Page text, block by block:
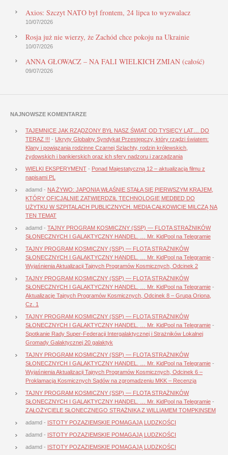
Axios: Szczyt NATO był frontem, 24 lipca to wyzwalacz
10/07/2026
Rosja już nie wierzy, że Zachód chce pokoju na Ukrainie
10/07/2026
ANNA GŁOWACZ – NA FALI WIELKICH ZMIAN (całość)
09/07/2026
NAJNOWSZE KOMENTARZE
TAJEMNICE JAK RZĄDZONY BYŁ NASZ ŚWIAT OD TYSIĘCY LAT… DO
TERAZ !!! - Ukryty Globalny Syndykat Przestępczy, który rządzi światem:
Klany i powiązania rodzinne Czarnej Szlachty, rodzin królewskich,
żydowskich i bankierskich oraz ich sfery nadzoru i zarządzania
WIELKI EKSPERYMENT - Ponad Majestatyczną 12 – aktualizacja filmu z
napisami PL
adamd - NA ŻYWO: JAPONIA WŁAŚNIE STAŁA SIĘ PIERWSZYM KRAJEM,
KTÓRY OFICJALNIE ZATWIERDZIŁ TECHNOLOGIĘ MEDBED DO
UŻYTKU W SZPITALACH PUBLICZNYCH. MEDIA CAŁKOWICIE MILCZĄ NA
TEN TEMAT
adamd - TAJNY PROGRAM KOSMICZNY (SSP) — FLOTA STRAŻNIKÓW
SŁONECZNYCH I GALAKTYCZNY HANDEL. … Mr. KidPool na Telegramie
TAJNY PROGRAM KOSMICZNY (SSP) — FLOTA STRAŻNIKÓW
SŁONECZNYCH I GALAKTYCZNY HANDEL. … Mr. KidPool na Telegramie -
Wyjaśnienia Aktualizacji Tajnych Programów Kosmicznych, Odcinek 2
TAJNY PROGRAM KOSMICZNY (SSP) — FLOTA STRAŻNIKÓW
SŁONECZNYCH I GALAKTYCZNY HANDEL. … Mr. KidPool na Telegramie -
Aktualizacje Tajnych Programów Kosmicznych, Odcinek 8 – Grupa Oriona,
Cz. 1
TAJNY PROGRAM KOSMICZNY (SSP) — FLOTA STRAŻNIKÓW
SŁONECZNYCH I GALAKTYCZNY HANDEL. … Mr. KidPool na Telegramie -
Spotkanie Rady Super-Federacji Intergalaktycznej i Strażników Lokalnej
Gromady Galaktycznej 20 galaktyk
TAJNY PROGRAM KOSMICZNY (SSP) — FLOTA STRAŻNIKÓW
SŁONECZNYCH I GALAKTYCZNY HANDEL. … Mr. KidPool na Telegramie -
Wyjaśnienia Aktualizacji Tajnych Programów Kosmicznych, Odcinek 6 –
Proklamacja Kosmicznych Sądów na zgromadzeniu MKK – Recenzja
TAJNY PROGRAM KOSMICZNY (SSP) — FLOTA STRAŻNIKÓW
SŁONECZNYCH I GALAKTYCZNY HANDEL. … Mr. KidPool na Telegramie -
ZAŁOŻYCIELE SŁONECZNEGO STRAŻNIKA Z WILLIAMEM TOMPKINSEM
adamd - ISTOTY POZAZIEMSKIE POMAGAJĄ LUDZKOŚCI
adamd - ISTOTY POZAZIEMSKIE POMAGAJĄ LUDZKOŚCI
adamd - ISTOTY POZAZIEMSKIE POMAGAJĄ LUDZKOŚCI